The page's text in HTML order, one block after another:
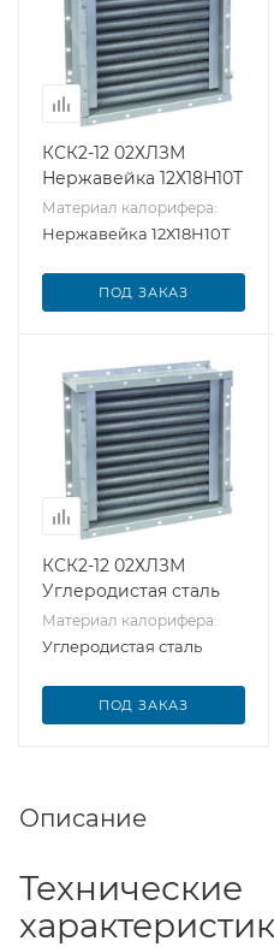
КСК2-12 02ХЛЗМ
Нержавейка 12Х18Н10Т
Материал калорифера:
Нержавейка 12Х18Н10Т
ПОД ЗАКАЗ
КСК2-12 02ХЛЗМ
Углеродистая сталь
Материал калорифера:
Углеродистая сталь
ПОД ЗАКАЗ
Описание
Технические